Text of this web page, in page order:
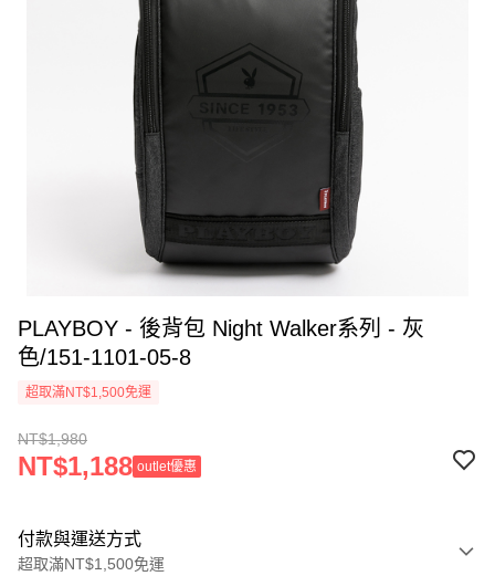
PLAYBOY - 後背包 Night Walker系列 - 灰
色/151-1101-05-8
超取滿NT$1,500免運
NT$1,980
NT$1,188 outlet優惠
付款與運送方式
超取滿NT$1,500免運